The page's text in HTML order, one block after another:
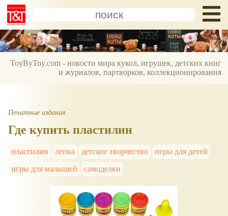
ToyByToy.com - новости мира кукол, игрушек, детских книг
и журналов, партворков, коллекционирования
Печатные издания
Где купить пластилин
пластилин лепка детское творчество
игры для детей
игры для малышей
самоделки